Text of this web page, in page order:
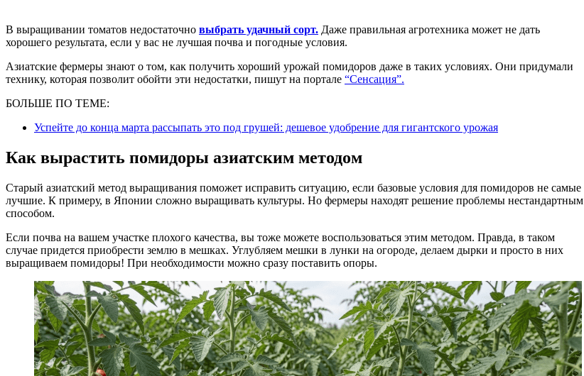
В выращивании томатов недостаточно выбрать удачный сорт. Даже правильная агротехника может не дать
хорошего результата, если у вас не лучшая почва и погодные условия.
Азиатские фермеры знают о том, как получить хороший урожай помидоров даже в таких условиях. Они придумали
технику, которая позволит обойти эти недостатки, пишут на портале “Сенсация”.
БОЛЬШЕ ПО ТЕМЕ:
Успейте до конца марта рассыпать это под грушей: дешевое удобрение для гигантского урожая
Как вырастить помидоры азиатским методом
Старый азиатский метод выращивания поможет исправить ситуацию, если базовые условия для помидоров не самые
лучшие. К примеру, в Японии сложно выращивать культуры. Но фермеры находят решение проблемы нестандартным
способом.
Если почва на вашем участке плохого качества, вы тоже можете воспользоваться этим методом. Правда, в таком
случае придется приобрести землю в мешках. Углубляем мешки в лунки на огороде, делаем дырки и просто в них
выращиваем помидоры! При необходимости можно сразу поставить опоры.